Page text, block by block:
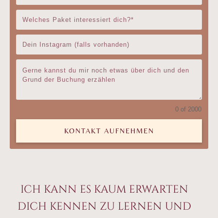
0 of 2000
KONTAKT AUFNEHMEN
ich kann es kaum erwarten
dich kennen zu lernen und